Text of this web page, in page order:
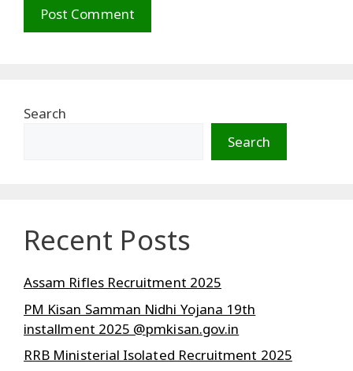
Search
Search
Recent Posts
Assam Rifles Recruitment 2025
PM Kisan Samman Nidhi Yojana 19th
installment 2025 @pmkisan.gov.in
RRB Ministerial Isolated Recruitment 2025